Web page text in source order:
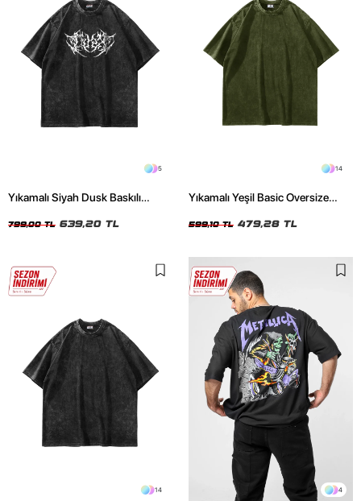
5
Yıkamalı Siyah Dusk Baskılı
799,00 TL 639,20 TL
14
Yıkamalı Yeşil Basic Oversize
599,10 TL 479,28 TL
14 4